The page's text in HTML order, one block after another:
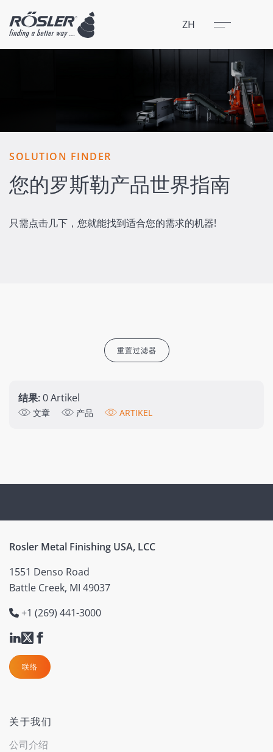
ZH 菜单
关闭
SOLUTION FINDER
您的罗斯勒产品世界指南
只需点击几下，您就能找到适合您的需求的机器!
重置过滤器
结果:0 Artikel
文章 产品 ARTIKEL
Rosler Metal Finishing USA, LCC
1551 Denso Road
Battle Creek, MI 49037
+1 (269) 441-3000
联络
关于我们
公司介绍